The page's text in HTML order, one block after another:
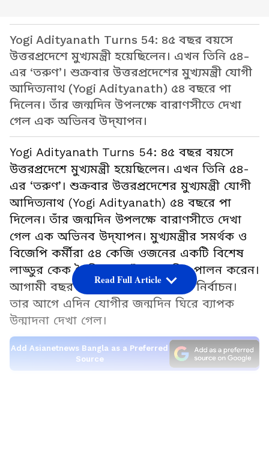
Yogi Adityanath Turns 54: ৪৫ বছর বয়সে
উত্তরপ্রদেশে মুখ্যমন্ত্রী হয়েছিলেন। এখন তিনি ৫৪-
এর ‘তরুণ’। শুক্রবার উত্তরপ্রদেশের মুখ্যমন্ত্রী যোগী
আদিত্যনাথ (Yogi Adityanath) ৫৪ বছরে পা
দিলেন। তাঁর জন্মদিন উপলক্ষে বারাণসীতে দেখা
গেল এক অভিনব উদ্‌যাপন।
Yogi Adityanath Turns 54: ৪৫ বছর বয়সে
উত্তরপ্রদেশে মুখ্যমন্ত্রী হয়েছিলেন। এখন তিনি ৫৪-
এর ‘তরুণ’। শুক্রবার উত্তরপ্রদেশের মুখ্যমন্ত্রী যোগী
আদিত্যনাথ (Yogi Adityanath) ৫৪ বছরে পা
দিলেন। তাঁর জন্মদিন উপলক্ষে বারাণসীতে দেখা
গেল এক অভিনব উদ্‌যাপন। মুখ্যমন্ত্রীর সমর্থক ও
বিজেপি কর্মীরা ৫৪ কেজি ওজনের একটি বিশেষ
লাড্ডুর কেক তৈরি করে তাঁর জন্মদিন পালন করেন।
আগামী বছর উত্তর প্রদেশে বিধানসভা নির্বাচন।
তার আগে এদিন যোগীর জন্মদিন ঘিরে ব্যাপক
উন্মাদনা দেখা গেল।
Add Asianetnews Bangla as a Preferred
Source
Read Full Article